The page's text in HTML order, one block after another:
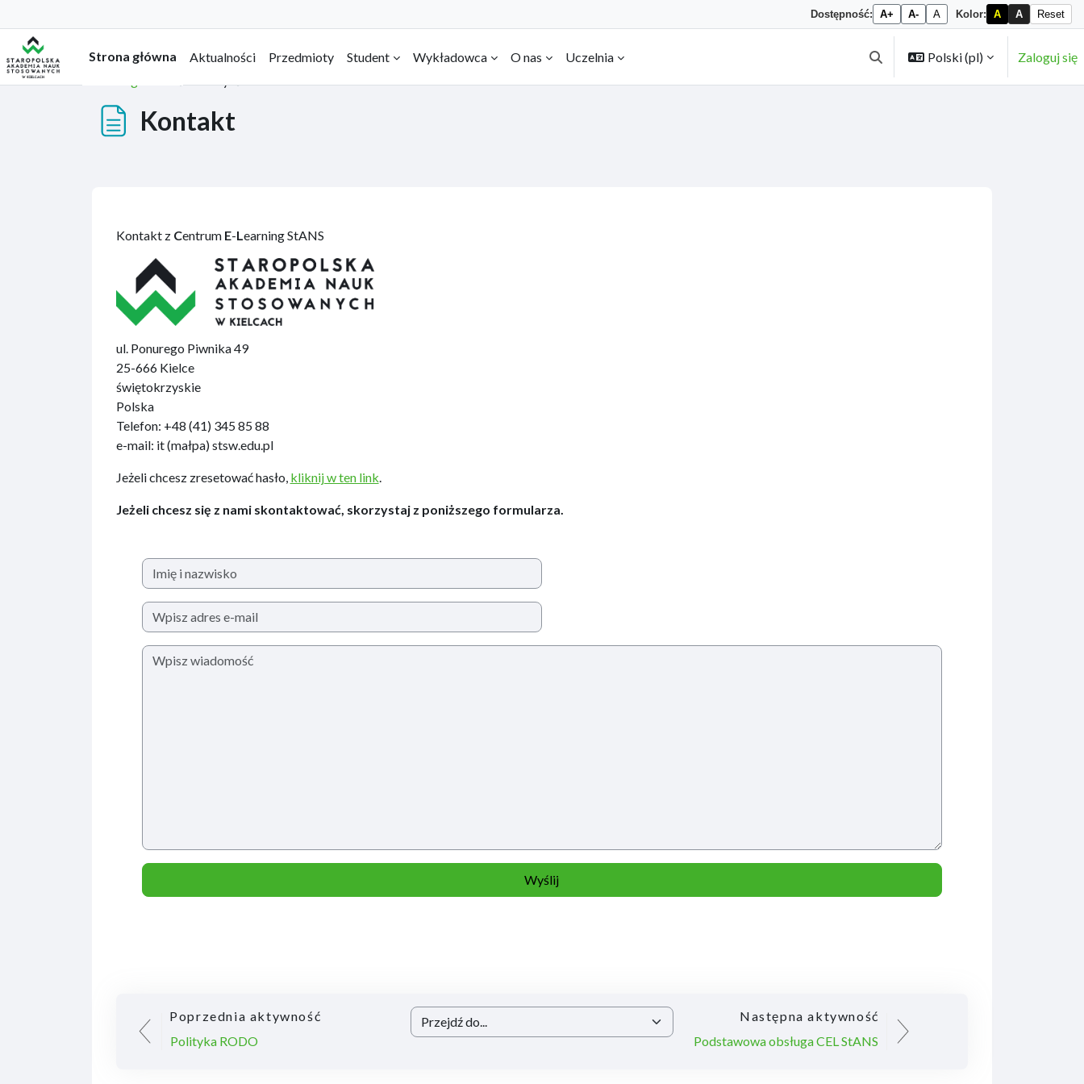
Dostępność: A+ A- A Kolor: A A Reset
Przejdź do głównej zawartości
Strona główna
Aktualności Przedmioty Student Wykładowca O nas Uczelnia
Przełącznik wyszukiwarki
Polski ‎(pl)‎
Zaloguj się
Kontakt
Kontakt z Centrum E-Learning StANS
ul. Ponurego Piwnika 49
25-666 Kielce
świętokrzyskie
Polska
Telefon: +48 (41) 345 85 88
e-mail: it (małpa) stsw.edu.pl
Jeżeli chcesz zresetować hasło, kliknij w ten link.
Jeżeli chcesz się z nami skontaktować, skorzystaj z poniższego formularza.
Name
Email
Twoja wiadomość
Poprzednia aktywność
Polityka RODO
Przejdź do...
Następna aktywność
Podstawowa obsługa CEL StANS